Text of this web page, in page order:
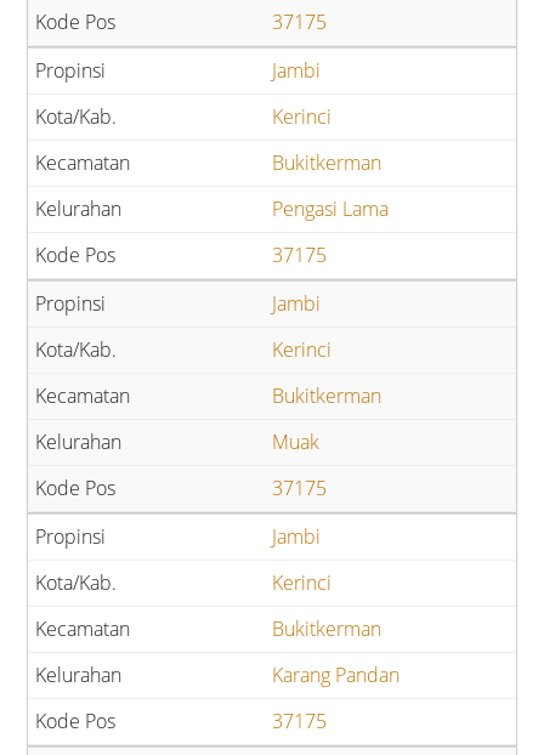
37175
Jambi
Kerinci
Bukitkerman
Pengasi Lama
37175
Jambi
Kerinci
Bukitkerman
Muak
37175
Jambi
Kerinci
Bukitkerman
Karang Pandan
37175